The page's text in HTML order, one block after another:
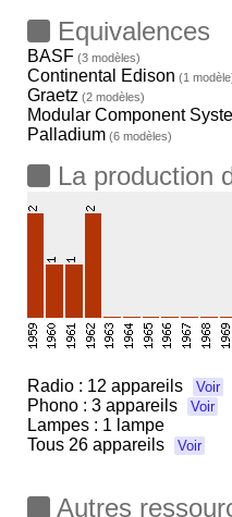
Equivalences
BASF (3 modèles)
Continental Edison (1
Graetz (2 modèles)
Modular Component
Palladium (6 modèles)
La production
Radio : 12 appareils Voir
Phono : 3 appareils Voir
Lampes : 1 lampe
Tous 26 appareils Voir
Autres